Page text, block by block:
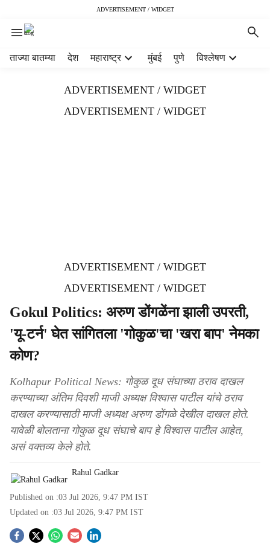
ADVERTISEMENT / WIDGET
ताज्या बातम्या देश महाराष्ट्र मुंबई पुणे विश्लेषण
ADVERTISEMENT / WIDGET
ADVERTISEMENT / WIDGET
ADVERTISEMENT / WIDGET
ADVERTISEMENT / WIDGET
Gokul Politics: अरुण डोंगळेंना झाली उपरती,
'यू-टर्न' घेत सांगितला 'गोकुळ'चा 'खरा बाप' नेमका
कोण?
Kolhapur Political News: गोकुळ दूध संघाच्या ठराव दाखल
करण्याच्या अंतिम दिवशी माजी अध्यक्ष विश्वास पाटील यांचे ठराव
दाखल करण्यासाठी माजी अध्यक्ष अरुण डोंगळे देखील दाखल होते.
यावेळी बोलताना गोकुळ दूध संघाचे बाप हे विश्वास पाटील आहेत,
असं वक्तव्य केले होते.
Rahul Gadkar
Published on :03 Jul 2026, 9:47 PM IST
Updated on :03 Jul 2026, 9:47 PM IST
S